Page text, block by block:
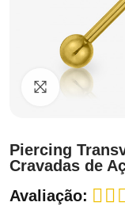
Clique
Piercing
Cravadas de
Avaliação: